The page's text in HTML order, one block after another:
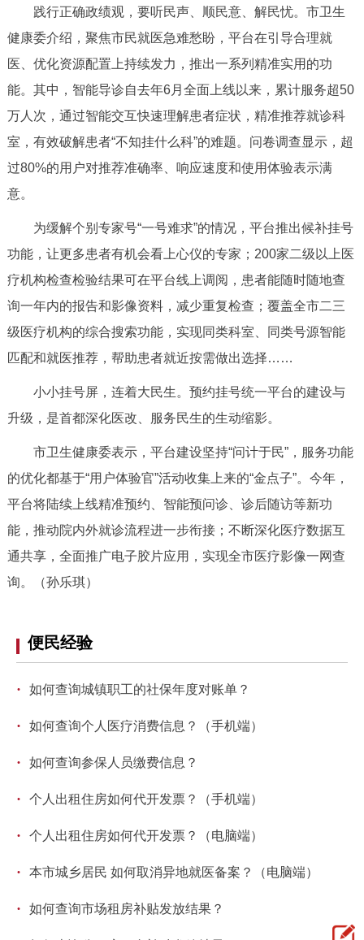
한국어
ESPAÑOL العربية PORTUGUÊS
ITALIANO
回到顶部
践行正确政绩观，要听民声、顺民意、解民忧。市卫生
健康委介绍，聚焦市民就医急难愁盼，平台在引导合理就
医、优化资源配置上持续发力，推出一系列精准实用的功
能。其中，智能导诊自去年6月全面上线以来，累计服务超50
万人次，通过智能交互快速理解患者症状，精准推荐就诊科
室，有效破解患者“不知挂什么科”的难题。问卷调查显示，超
过80%的用户对推荐准确率、响应速度和使用体验表示满
意。
为缓解个别专家号“一号难求”的情况，平台推出候补挂号
功能，让更多患者有机会看上心仪的专家；200家二级以上医
疗机构检查检验结果可在平台线上调阅，患者能随时随地查
询一年内的报告和影像资料，减少重复检查；覆盖全市二三
级医疗机构的综合搜索功能，实现同类科室、同类号源智能
匹配和就医推荐，帮助患者就近按需做出选择……
小小挂号屏，连着大民生。预约挂号统一平台的建设与
升级，是首都深化医改、服务民生的生动缩影。
市卫生健康委表示，平台建设坚持“问计于民”，服务功能
的优化都基于“用户体验官”活动收集上来的“金点子”。今年，
平台将陆续上线精准预约、智能预问诊、诊后随访等新功
能，推动院内外就诊流程进一步衔接；不断深化医疗数据互
通共享，全面推广电子胶片应用，实现全市医疗影像一网查
询。（孙乐琪）
便民经验
· 如何查询城镇职工的社保年度对账单？
· 如何查询个人医疗消费信息？（手机端）
· 如何查询参保人员缴费信息？
· 个人出租住房如何代开发票？（手机端）
· 个人出租住房如何代开发票？（电脑端）
· 本市城乡居民 如何取消异地就医备案？（电脑端）
· 如何查询市场租房补贴发放结果？